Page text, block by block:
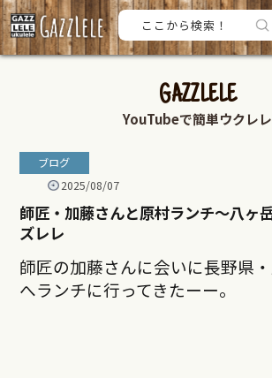
GAZZLELE
YouTubeで簡単ウクレレ
ブログ
2025/08/07
師匠・加藤さんと原村ランチ〜八ヶ
ズレレ
師匠の加藤さんに会いに長野県
へランチに行ってきたーー。